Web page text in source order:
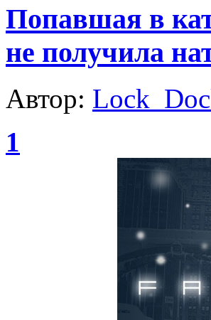
Попавшая в
не получила
Автор:
1